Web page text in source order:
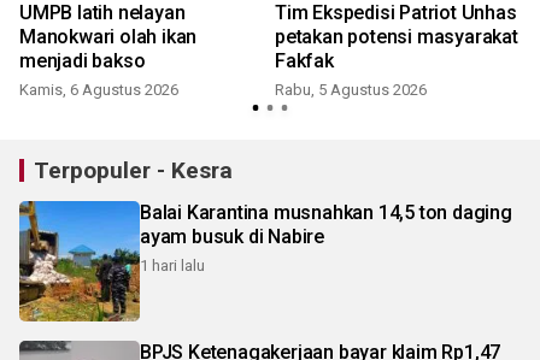
UMPB latih nelayan
Manokwari olah ikan
menjadi bakso
Kamis, 6 Agustus 2026
Tim Ekspedisi Patriot Unhas
petakan potensi masyarakat
Fakfak
Rabu, 5 Agustus 2026
Terpopuler - Kesra
Balai Karantina musnahkan 14,5 ton daging
ayam busuk di Nabire
1 hari lalu
BPJS Ketenagakerjaan bayar klaim Rp1,47